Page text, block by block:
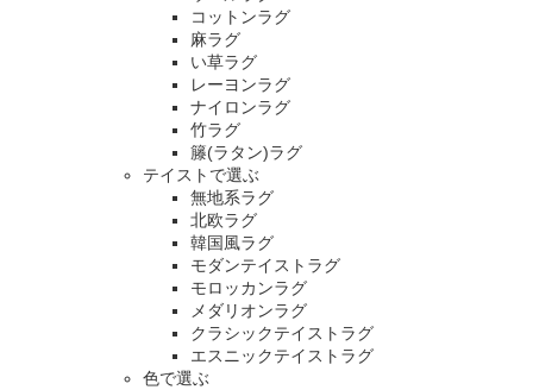
コットンラグ
麻ラグ
い草ラグ
レーヨンラグ
ナイロンラグ
竹ラグ
籐(ラタン)ラグ
テイストで選ぶ
無地系ラグ
北欧ラグ
韓国風ラグ
モダンテイストラグ
モロッカンラグ
メダリオンラグ
クラシックテイストラグ
エスニックテイストラグ
色で選ぶ